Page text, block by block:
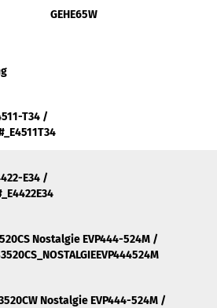
GEHE65W
T34 /
E34 /
Nostalgie EVP444-524M /
Nostalgie EVP444-524M /